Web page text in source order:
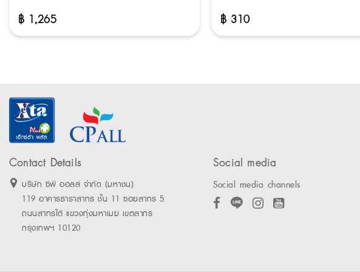
฿ 1,265 ฿ 310
Contact Details
บริษัท ซีพี ออลล์ จำกัด (มหาชน)
119 อาคารธาราสาทร ชั้น 11 ซอยสาทร 5
ถนนสาทรใต้ แขวงทุ่งมหาเมฆ เขตสาทร
กรุงเทพฯ 10120
Social media
Social media channels